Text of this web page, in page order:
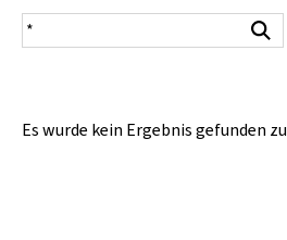
Suchergebnis
Es wurde kein Ergebnis gefunden zu